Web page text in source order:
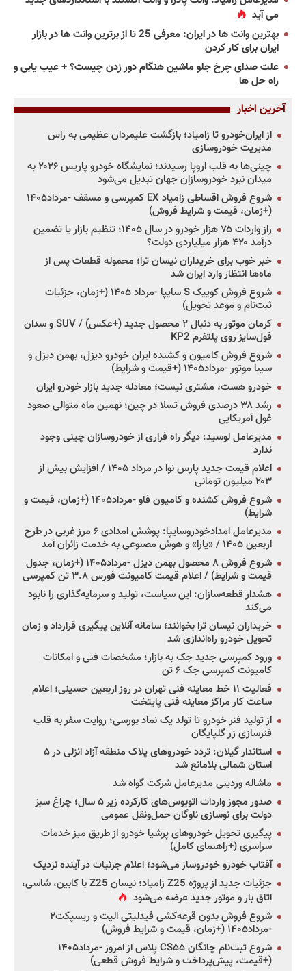
می آید
بهترین وانت ها در ایران: معرفی 25 تا از برترین وانت ها در بازار
ایران برای کار کردن
علت صدای چرخ جلو ماشین هنگام دور زدن چیست؟ + عیب یابی و
راه حل ها
آخرین اخبار
از ایران‌خودرو تا زامیاد؛ بازگشت علیمردان عظیمی به راس
مدیریت خودروسازی
چینی‌ها به قلب اروپا رسیدند؛ نمایشگاه خودرو پاریس ۲۰۲۶ به
میدان نبرد خودروسازان جهان تبدیل می‌شود
شروع فروش اقساطی زامیاد EX کمپرسی و مسقف -مرداد۱۴۰۵
(+زمان، قیمت و شرایط فروش)
راز واردات ۷۵ هزار خودرو در سال ۱۴۰۵؛ تنظیم بازار یا تضمین
درآمد ۴۲۰ هزار میلیاردی دولت؟
خبر خوب برای خریداران نیسان ترا؛ محموله قطعات پس از
ماه‌ها انتظار وارد ایران شد
شروع فروش کوییک S سایپا -مرداد ۱۴۰۵ (+زمان، جزئیات
ثبت‌نام و موعد تحویل)
کرمان موتور به دنبال ۲ محصول جدید (+عکس) / SUV و سدان
فول‌سایز روی پلتفرم KP2
شروع فروش کامیون و کشنده ایران خودرو دیزل، بهمن دیزل و
سیبا موتور -مرداد۱۴۰۵ (+قیمت و شرایط)
خودرو هست، مشتری نیست؛ معادله جدید بازار خودرو ایران
رشد ۳۸ درصدی فروش تسلا در چین؛ نهمین ماه متوالی صعود
غول آمریکایی
مدیرعامل لوسید: دیگر راه فراری از خودروسازان چینی وجود
ندارد
اعلام قیمت جدید پارس نوا در مرداد ۱۴۰۵ / افزایش بیش از
۲۰۳ میلیون تومانی
شروع فروش کشنده و کامیون فاو -مرداد۱۴۰۵ (+زمان، قیمت و
شرایط)
مدیرعامل امدادخودروسایپا: پوشش امدادی ۶ مرز غربی در طرح
اربعین ۱۴۰۵ / «یارا» و هوش مصنوعی به خدمت زائران آمد
شروع فروش ۸ محصول بهمن دیزل -مرداد۱۴۰۵ (+زمان، جدول
قیمت و شرایط) / اعلام قیمت کامیونت فورس ۳.۸ تن کمپرسی
هشدار قطعه‌سازان: این سیاست، تولید و سرمایه‌گذاری را نابود
می‌کند
خریداران نیسان ترا بخوانند؛ سامانه آنلاین پیگیری قرارداد و زمان
تحویل خودرو راه‌اندازی شد
ورود کمپرسی جدید جک به بازار؛ مشخصات فنی و امکانات
کامیونت کمپرسی جک ۶ تن
فعالیت ۱۱ خط معاینه فنی تهران در روز اربعین حسینی؛ اعلام
ساعت کار مراکز معاینه فنی پایتخت
از تولید فنر خودرو تا تولد یک نماد بورسی؛ روایت سفر به قلب
فنرسازی زر گلپایگان
استاندار گیلان: تردد خودروهای پلاک منطقه آزاد انزلی در ۵
استان شمالی بلامانع شد
ماشاله وردینی مدیرعامل شرکت گواه شد
صدور مجوز واردات اتوبوس‌های کارکرده زیر ۵ سال؛ چراغ سبز
دولت برای نوسازی ناوگان حمل‌ونقل عمومی
پیگیری تحویل خودروهای پرشیا خودرو از طریق میز خدمات
سراسری (+راهنمای کامل)
آفتاب خودرو خودروساز می‌شود؛ اعلام جزئیات در آینده نزدیک
جزئیات جدید از پروژه Z25 زامیاد؛ نیسان Z25 با کابین، شاسی،
اتاق بار و موتور جدید عرضه می‌شود
شروع فروش بدون قرعه‌کشی فیدلیتی الیت و ریسپکت۲
-مرداد۱۴۰۵ (+زمان، قیمت و شرایط فروش)
شروع ثبت‌نام چانگان CS۵۵ پلاس از امروز -مرداد۱۴۰۵
(+قیمت، پیش‌پرداخت و شرایط فروش قطعی)